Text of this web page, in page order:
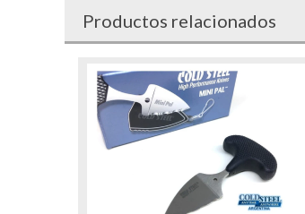
Productos relacionados